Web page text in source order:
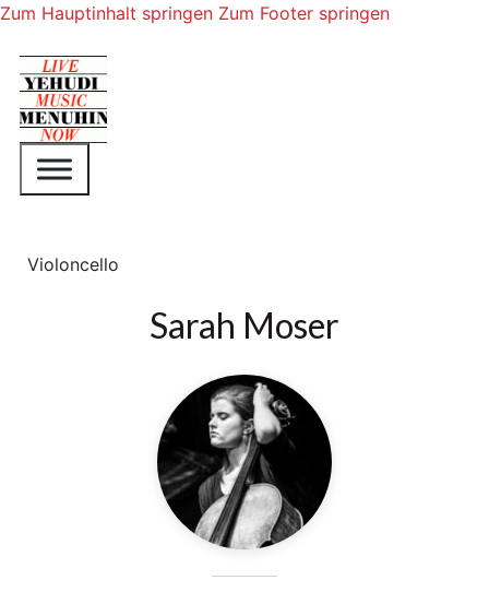
Zum Hauptinhalt springen Zum Footer springen
Violoncello
Sarah Moser